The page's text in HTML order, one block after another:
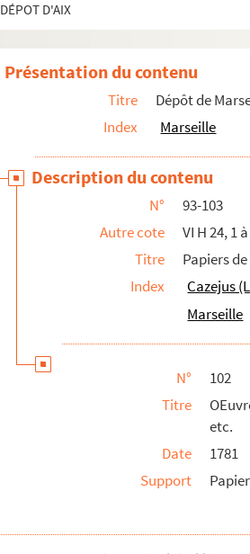
DÉPOT D'AIX
Présentation du contenu
Titre
Dépôt de
Index
Marseille
Description du contenu
N°
93-103
Autre cote
VI H 24, 1
Titre
Papiers
Index
Cazejus
Marseille
N°
102
Titre
etc.
Date
1781
Support
Papier